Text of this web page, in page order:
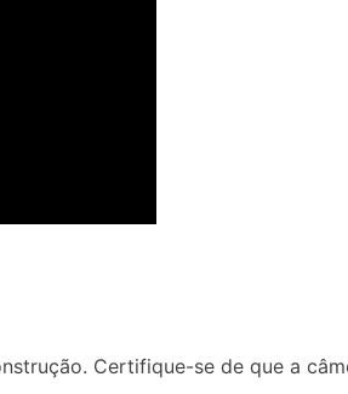
Certifique-se de que a